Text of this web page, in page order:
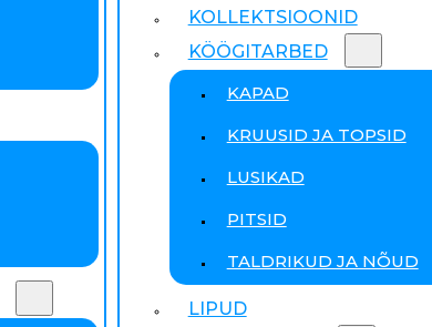
KOLLEKTSIOONID
KÖÖGITARBED
KAPAD
KRUUSID JA TOPSID
LUSIKAD
PITSID
TALDRIKUD JA NÕUD
LIPUD